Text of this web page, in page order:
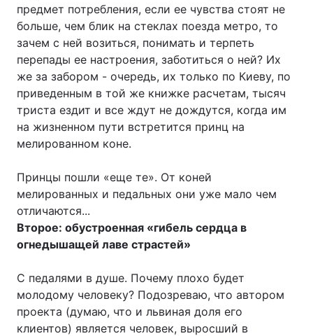
предмет потребления, если ее чувства стоят не
больше, чем блик на стеклах поезда метро, то
зачем с ней возиться, понимать и терпеть
перепады ее настроения, заботиться о ней? Их
же за забором - очередь, их только по Киеву, по
приведенным в той же книжке расчетам, тысяч
триста ездит и все ждут не дождутся, когда им
на жизненном пути встретится принц на
мелированном коне.
Принцы пошли «еще те». От коней
мелированных и педальных они уже мало чем
отличаются...
Второе: обустроенная «гибель сердца в
огнедышащей лаве страстей»
С педалями в душе. Почему плохо будет
молодому человеку? Подозреваю, что автором
проекта (думаю, что и львиная доля его
клиентов) является человек, выросший в